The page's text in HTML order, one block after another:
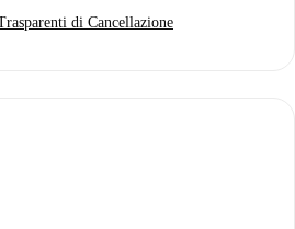
di Cancellazione